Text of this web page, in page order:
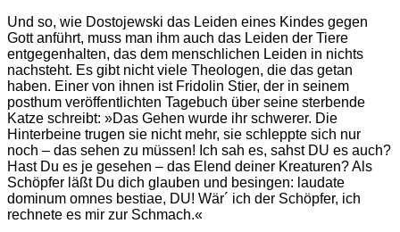
Und so, wie Dostojewski das Leiden eines Kindes gegen
Gott anführt, muss man ihm auch das Leiden der Tiere
entgegenhalten, das dem menschlichen Leiden in nichts
nachsteht. Es gibt nicht viele Theologen, die das getan
haben. Einer von ihnen ist Fridolin Stier, der in seinem
posthum veröffentlichten Tagebuch über seine sterbende
Katze schreibt: »Das Gehen wurde ihr schwerer. Die
Hinterbeine trugen sie nicht mehr, sie schleppte sich nur
noch – das sehen zu müssen! Ich sah es, sahst DU es auch?
Hast Du es je gesehen – das Elend deiner Kreaturen? Als
Schöpfer läßt Du dich glauben und besingen: laudate
dominum omnes bestiae, DU! Wär´ ich der Schöpfer, ich
rechnete es mir zur Schmach.«